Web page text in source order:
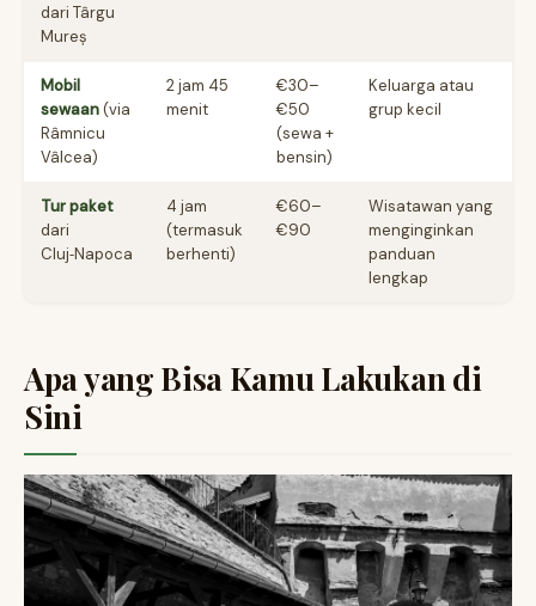
dari Târgu
Mureș
Mobil
sewaan(via
Râmnicu
Vâlcea)
2 jam 45
menit
€30–
€50
(sewa +
bensin)
Keluarga atau
grup kecil
Tur paket
dari
Cluj‑Napoca
4 jam
(termasuk
berhenti)
€60–
€90
Wisatawan yang
menginginkan
panduan
lengkap
Apa yang Bisa Kamu Lakukan di
Sini